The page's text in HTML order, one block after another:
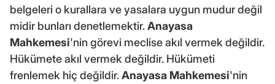
belgeleri o kurallara ve yasalara uygun mudur değil
midir bunları denetlemektir.Anayasa
Mahkemesi'nin görevi meclise akıl vermek değildir.
Hükümete akıl vermek değildir. Hükümeti
frenlemek hiç değildir.Anayasa Mahkemesi'nin